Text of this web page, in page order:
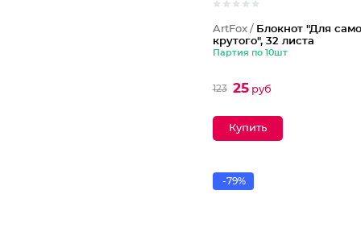
ArtFox / Блокнот "Для
крутого", 32 листа
Партия по 10шт
123 25руб
-79%